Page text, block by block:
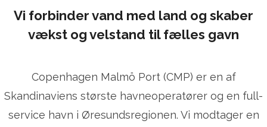
Vi forbinder vand med land og skaber
vækst og velstand til fælles gavn
Copenhagen Malmö Port (CMP) er en af
Skandinaviens største havneoperatører og en full-
service havn i Øresundsregionen. Vi modtager en